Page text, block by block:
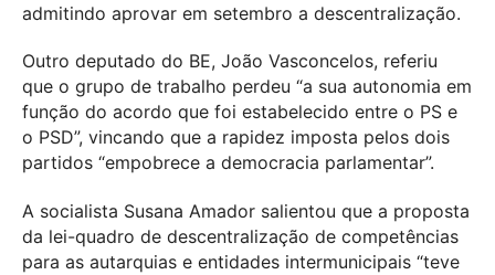
admitindo aprovar em setembro a descentralização.
Outro deputado do BE, João Vasconcelos, referiu
que o grupo de trabalho perdeu “a sua autonomia em
função do acordo que foi estabelecido entre o PS e
o PSD”, vincando que a rapidez imposta pelos dois
partidos “empobrece a democracia parlamentar”.
A socialista Susana Amador salientou que a proposta
da lei-quadro de descentralização de competências
para as autarquias e entidades intermunicipais “teve